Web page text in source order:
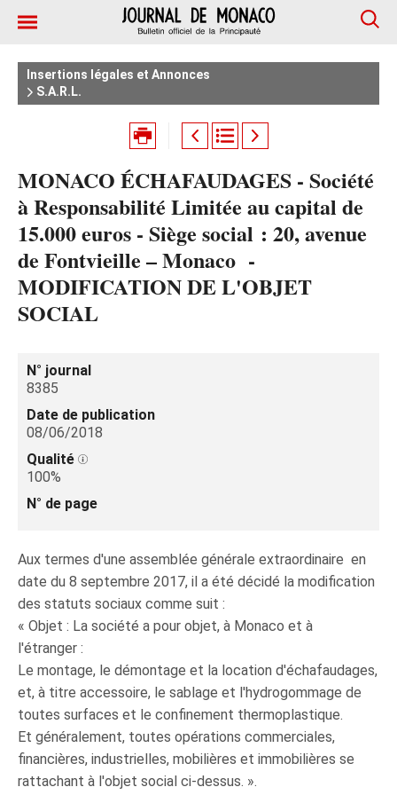
Insertions légales et Annonces
S.A.R.L.
MONACO ÉCHAFAUDAGES - Société
à Responsabilité Limitée au capital de
15.000 euros - Siège social : 20, avenue
de Fontvieille – Monaco -
MODIFICATION DE L'OBJET
SOCIAL
N° journal
8385
Date de publication
08/06/2018
Qualité
100%
N° de page
Aux termes d'une assemblée générale extraordinaire en
date du 8 septembre 2017, il a été décidé la modification
des statuts sociaux comme suit :
« Objet : La société a pour objet, à Monaco et à
l'étranger :
Le montage, le démontage et la location d'échafaudages,
et, à titre accessoire, le sablage et l'hydrogommage de
toutes surfaces et le confinement thermoplastique.
Et généralement, toutes opérations commerciales,
financières, industrielles, mobilières et immobilières se
rattachant à l'objet social ci-dessus. ».